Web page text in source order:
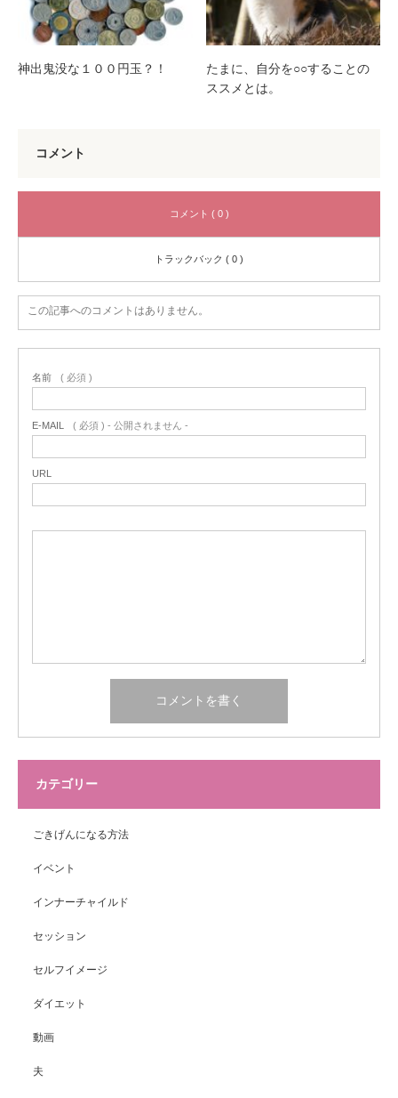
神出鬼没な１００円玉？！
たまに、自分を○○することの
ススメとは。
コメント
コメント ( 0 )
トラックバック ( 0 )
この記事へのコメントはありません。
名前 ( 必須 )
E-MAIL ( 必須 ) - 公開されません -
URL
カテゴリー
ごきげんになる方法
イベント
インナーチャイルド
セッション
セルフイメージ
ダイエット
動画
夫